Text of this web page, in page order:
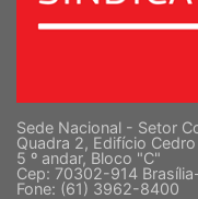
Sede Nacional - Setor
Quadra 2, Edifício Cedro
5 º andar, Bloco "C"
Cep: 70302-914
Fone: (61) 3962-8400